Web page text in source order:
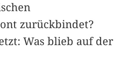
zurückbindet?
Was blieb auf der